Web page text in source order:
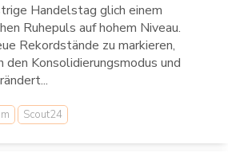
Handelstag glich einem
Ruhepuls auf hohem Niveau.
Rekordstände zu markieren,
Konsolidierungsmodus und
Scout24